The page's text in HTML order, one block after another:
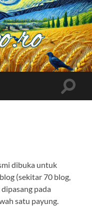
Toggle
dibuka untuk
(sekitar 70 blog,
pada
satu payung.